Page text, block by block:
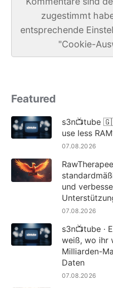
zugestimmt
entsprechende
"Cookie-
Featured
s3n📺tube
use less
07.08.2026
und
07.08.2026
s3n📺tube ·
weiß, wo ihr
Milliarden-
Daten
07.08.2026